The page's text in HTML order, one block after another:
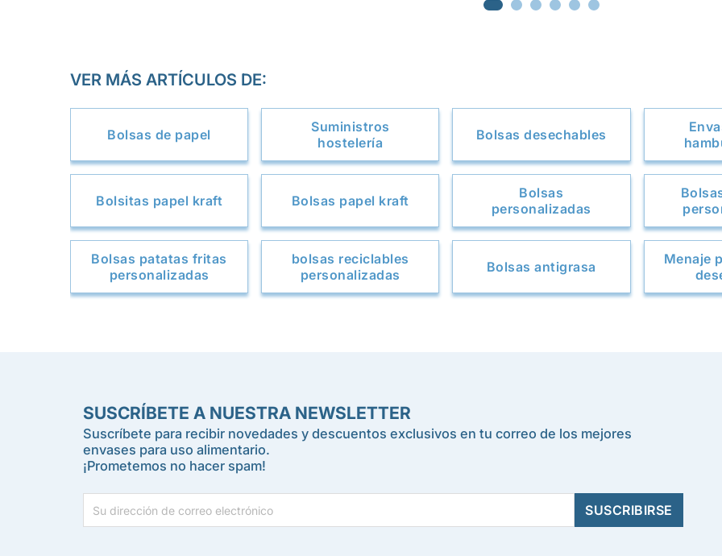
VER MÁS ARTÍCULOS DE:
Bolsas de papel
Suministros
hostelería
Bolsas desechables
Bolsitas papel kraft Bolsas papel kraft
Bolsas
personalizadas
Bolsas patatas fritas
personalizadas
bolsas reciclables
personalizadas
Bolsas antigrasa
Menaje
SUSCRÍBETE A NUESTRA NEWSLETTER
Suscríbete para recibir novedades y descuentos exclusivos en tu correo de los mejores
envases para uso alimentario.
¡Prometemos no hacer spam!